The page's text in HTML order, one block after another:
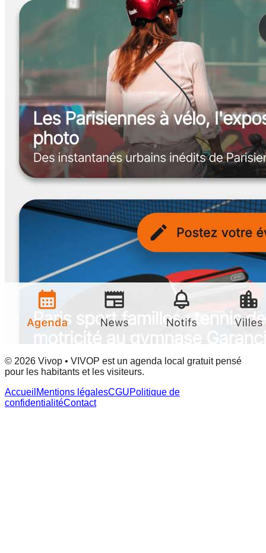
© 2026 Vivop • VIVOP est un agenda local gratuit pensé
pour les habitants et les visiteurs.
Accueil Mentions légalesCGUPolitique de
confidentialitéContact